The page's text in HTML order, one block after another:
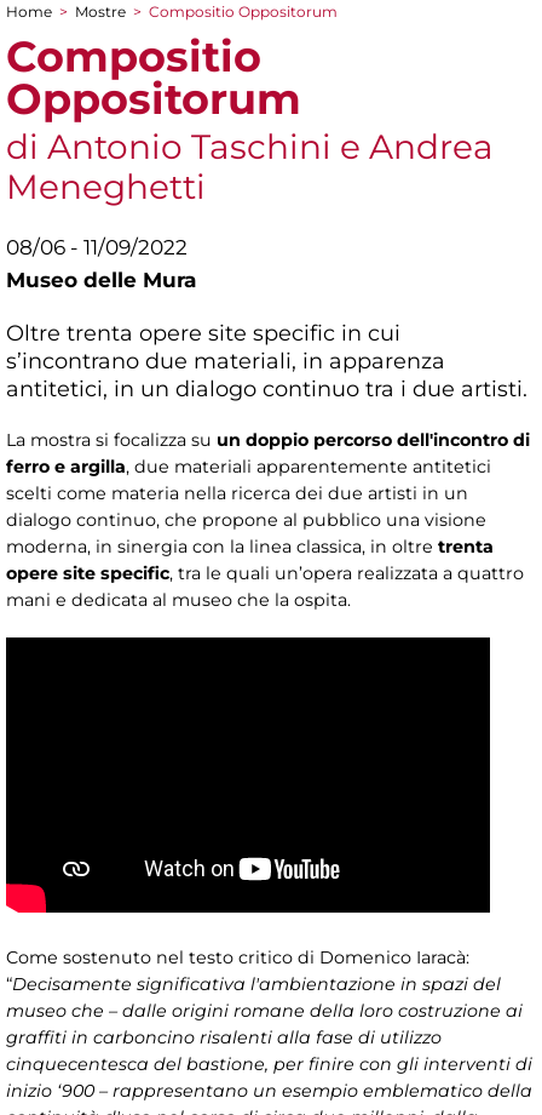
Tu sei qui
Home > Mostre > Compositio Oppositorum
Compositio
Oppositorum
di Antonio Taschini e Andrea
Meneghetti
08/06 - 11/09/2022
Museo delle Mura
Oltre trenta opere site specific in cui
s’incontrano due materiali, in apparenza
antitetici, in un dialogo continuo tra i due artisti.
La mostra si focalizza su un doppio percorso dell'incontro di
ferro e argilla, due materiali apparentemente antitetici
scelti come materia nella ricerca dei due artisti in un
dialogo continuo, che propone al pubblico una visione
moderna, in sinergia con la linea classica, in oltre trenta
opere site specific, tra le quali un’opera realizzata a quattro
mani e dedicata al museo che la ospita.
Come sostenuto nel testo critico di Domenico Iaracà:
“Decisamente significativa l'ambientazione in spazi del
museo che – dalle origini romane della loro costruzione ai
graffiti in carboncino risalenti alla fase di utilizzo
cinquecentesca del bastione, per finire con gli interventi di
inizio ‘900 – rappresentano un esempio emblematico della